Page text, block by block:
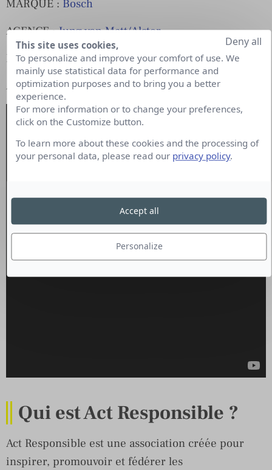
MARQUE : Bosch
AGENCE :Jung von Matt/Alster
MÉDIA : spot publicitaire pour la télévision
ANNÉE : 2021
Qui est Act Responsible ?
Act Responsible est une association créée pour
inspirer, promouvoir et fédérer les
This site uses cookies,
To personalize and improve your comfort of use. We
mainly use statistical data for performance and
optimization purposes and to bring you a better
experience.
For more information or to change your preferences,
click on the Customize button.
To learn more about these cookies and the processing of
your personal data, please read our privacy policy.
Personalize
Deny all
Accept all